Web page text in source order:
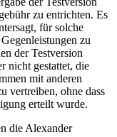
zu entrichten. Es
für solche
zu
der Testversion
nicht gestattet, die
mit anderen
vertreiben, ohne dass
erteilt wurde.
die Alexander